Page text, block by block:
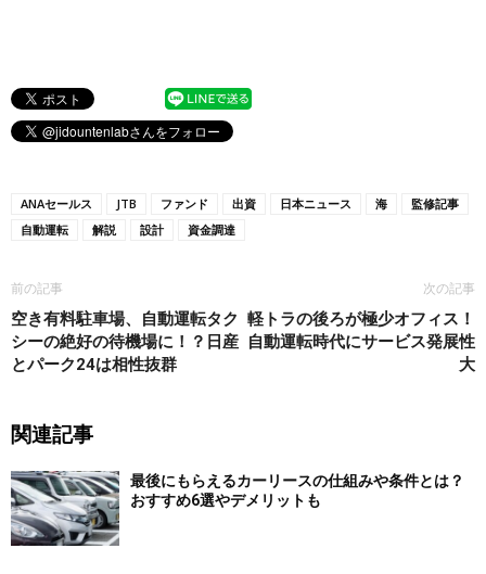
ANAセールス JTB ファンド 出資 日本ニュース 海
監修記事
自動運転
解説 設計 資金調達
前の記事
空き有料駐車場、自動運転タク
シーの絶好の待機場に！？日産
とパーク24は相性抜群
次の記事
軽トラの後ろが極少オフィス！
自動運転時代にサービス発展性
大
関連記事
最後にもらえるカーリースの仕組みや条件とは？
おすすめ6選やデメリットも